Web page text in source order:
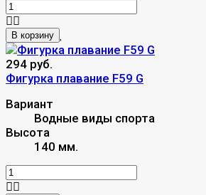
В корзину
294 руб.
Фигурка плавание F59 G
Вариант
Водные виды спорта
Высота
140 мм.